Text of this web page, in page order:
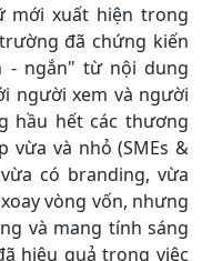
mới xuất hiện trong
đã chứng kiến
- ngắn" từ nội dung
người xem và người
hầu hết các thương
vừa và nhỏ (SMEs &
có branding, vừa
vòng vốn, nhưng
và mang tính sáng
hiệu quả trong việc